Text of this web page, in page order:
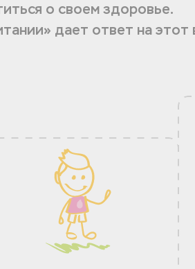
о своем здоровье.
дает ответ на этот